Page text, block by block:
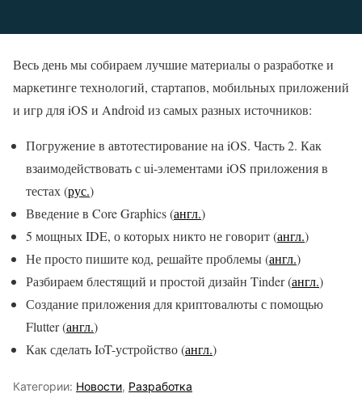
Весь день мы собираем лучшие материалы о разработке и
маркетинге технологий, стартапов, мобильных приложений
и игр для iOS и Android из самых разных источников:
Погружение в автотестирование на iOS. Часть 2. Как
взаимодействовать с ui-элементами iOS приложения в
тестах (рус.)
Введение в Core Graphics (англ.)
5 мощных IDE, о которых никто не говорит (англ.)
Не просто пишите код, решайте проблемы (англ.)
Разбираем блестящий и простой дизайн Tinder (англ.)
Создание приложения для криптовалюты с помощью
Flutter (англ.)
Как сделать IoT-устройство (англ.)
Категории: Новости, Разработка